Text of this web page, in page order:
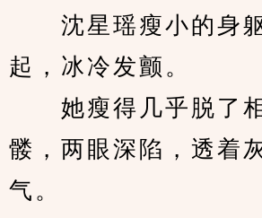
沈星瑶瘦小的身
起，冰冷发颤。
她瘦得几乎脱了相
髅，两眼深陷，透着
气。